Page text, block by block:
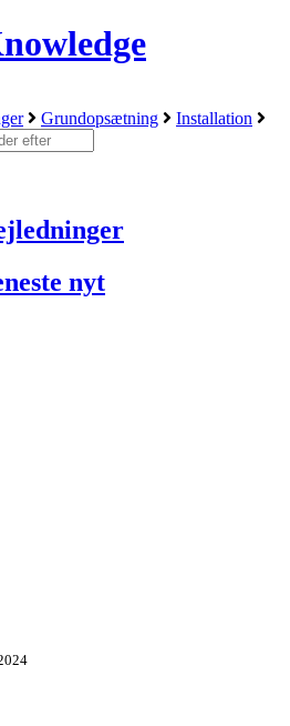
Grundopsætning Installation
nyt